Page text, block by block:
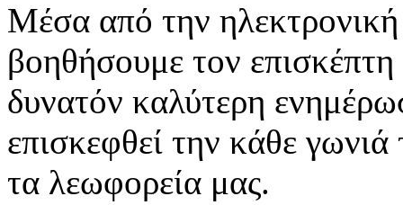
Μέσα από την ηλεκτρονική
βοηθήσουμε τον
δυνατόν καλύτερη
επισκεφθεί την κάθε
τα λεωφορεία μας.